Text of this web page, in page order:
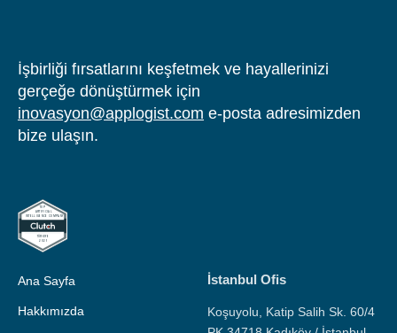
İşbirliği fırsatlarını keşfetmek ve hayallerinizi
gerçeğe dönüştürmek için
inovasyon@applogist.com e-posta adresimizden
bize ulaşın.
Ana Sayfa
Hakkımızda
İstanbul Ofis
Koşuyolu, Katip Salih Sk. 60/4